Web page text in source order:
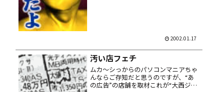
2002.01.17
汚い店フェチ
ムカ～シっからのパソコンマニアちゃ
んならご存知だと思うのですが、“あ
の広告”の店舗を取材――これが“大西ジ